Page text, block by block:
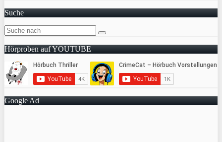
Suche
Hörproben auf YOUTUBE
Google Ad